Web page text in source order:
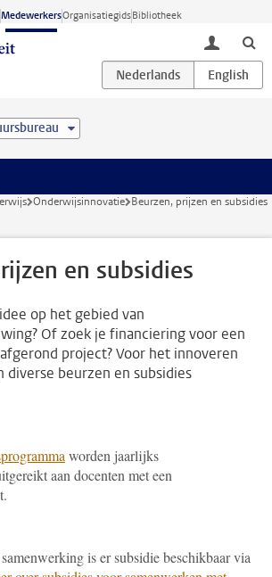
MedewerkersOrganisatiegidsBibliotheek
toggle
Onderwijsinnovatie Beurzen, prijzen en subsidies
en subsidies
op het gebied van
Of zoek je financiering voor een
project? Voor het innoveren
diverse beurzen en subsidies
worden jaarlijks
aan docenten met een
is er subsidie beschikbaar via